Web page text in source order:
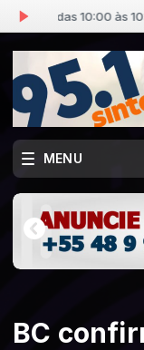
das 10:00 às 10:59
MENU
BC